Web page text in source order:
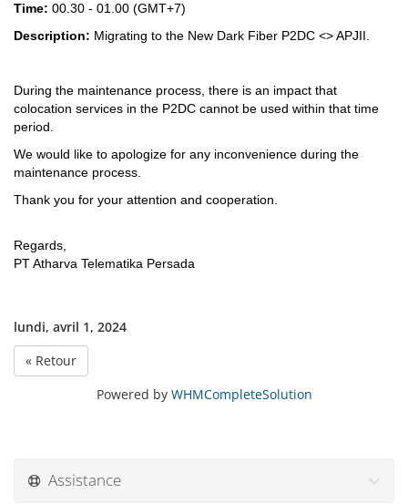
Time: 00.30 - 01.00 (GMT+7)
Description: Migrating to the New Dark Fiber P2DC <> APJII.
During the maintenance process, there is an impact that
colocation services in the P2DC cannot be used within that time
period.
We would like to apologize for any inconvenience during the
maintenance process.
Thank you for your attention and cooperation.
Regards,
PT Atharva Telematika Persada
lundi, avril 1, 2024
« Retour
Powered by WHMCompleteSolution
Assistance